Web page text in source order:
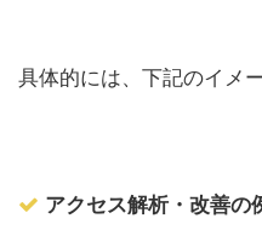
具体的には、下記のイメ
アクセス解析・改善の